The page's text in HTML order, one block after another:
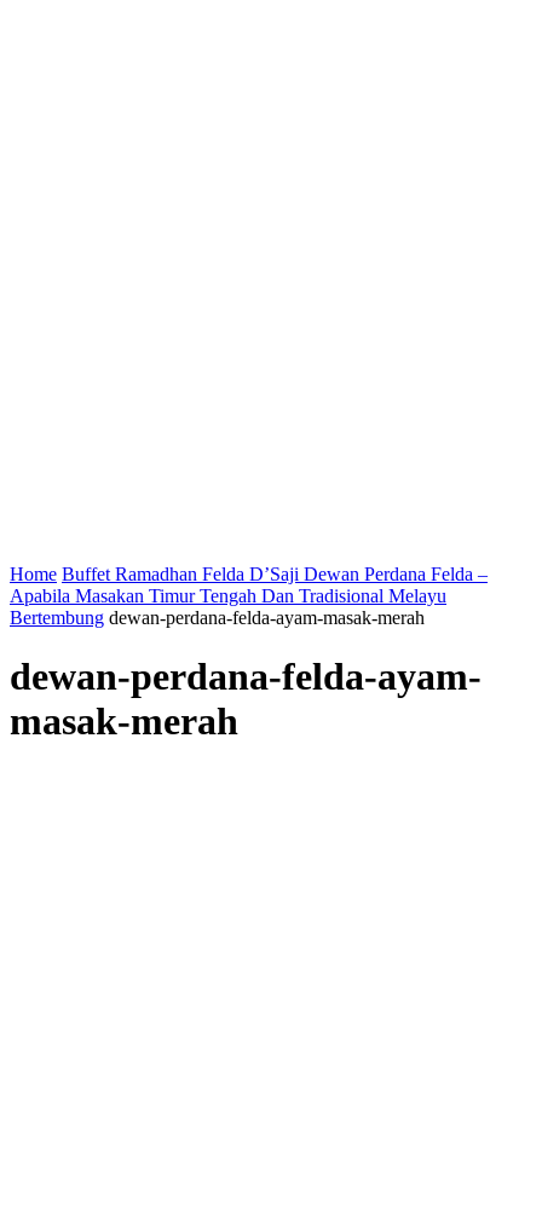
Home Buffet Ramadhan Felda D’Saji Dewan Perdana Felda –
Apabila Masakan Timur Tengah Dan Tradisional Melayu
Bertembung dewan-perdana-felda-ayam-masak-merah
dewan-perdana-felda-ayam-
masak-merah